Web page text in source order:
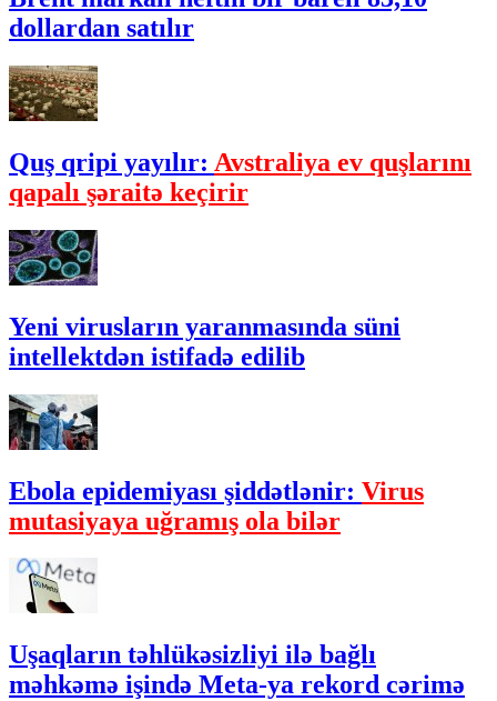
dollardan satılır
Quş qripi yayılır: Avstraliya ev quşlarını
qapalı şəraitə keçirir
Yeni virusların yaranmasında süni
intellektdən istifadə edilib
Ebola epidemiyası şiddətlənir: Virus
mutasiyaya uğramış ola bilər
Uşaqların təhlükəsizliyi ilə bağlı
məhkəmə işində Meta-ya rekord cərimə